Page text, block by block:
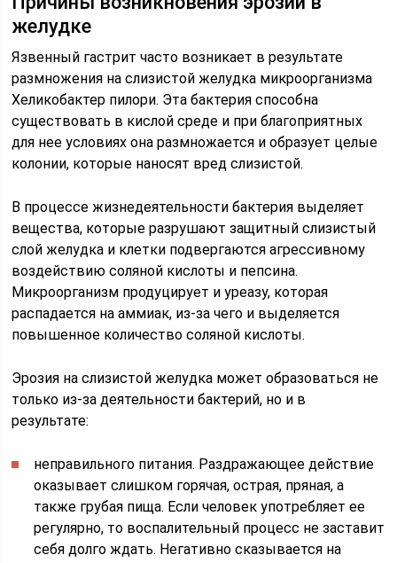
желудке
Язвенный гастрит часто возникает в результате
размножения на слизистой желудка микроорганизма
Хеликобактер пилори. Эта бактерия способна
существовать в кислой среде и при благоприятных
для нее условиях она размножается и образует целые
колонии, которые наносят вред слизистой.
В процессе жизнедеятельности бактерия выделяет
вещества, которые разрушают защитный слизистый
слой желудка и клетки подвергаются агрессивному
воздействию соляной кислоты и пепсина.
Микроорганизм продуцирует и уреазу, которая
распадается на аммиак, из-за чего и выделяется
повышенное количество соляной кислоты.
Эрозия на слизистой желудка может образоваться не
только из-за деятельности бактерий, но и в
результате:
неправильного питания. Раздражающее действие
оказывает слишком горячая, острая, пряная, а
также грубая пища. Если человек употребляет ее
регулярно, то воспалительный процесс не заставит
себя долго ждать. Негативно сказывается на